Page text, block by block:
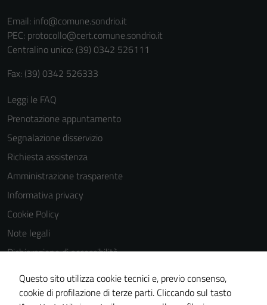
Email: info@comune.sondrio.it
PEC: protocollo@cert.comune.sondrio.it
Centralino unico: (39) 0342 526111
Fax: (39) 0342 526333
Leggi le FAQ
Prenotazione appuntamento
Segnalazione disservizio
Richiesta assistenza
Amministrazione trasparente
Informativa privacy
Cookie Policy
Note legali
Dichiarazione di accessibilità
Dichiarazione di accessibilità Servizi
Whistleblowing
Questo sito utilizza cookie tecnici e, previo consenso,
cookie di profilazione di terze parti. Cliccando sul tasto